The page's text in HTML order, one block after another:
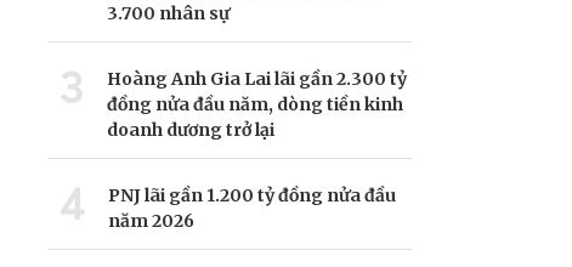
3.700 nhân sự
3
Hoàng Anh Gia Lai lãi gần 2.300 tỷ
đồng nửa đầu năm, dòng tiền kinh
doanh dương trở lại
4
PNJ lãi gần 1.200 tỷ đồng nửa đầu
năm 2026